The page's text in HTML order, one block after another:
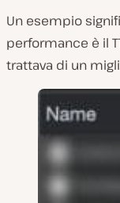
Un esempio
performance è il
trattava di un